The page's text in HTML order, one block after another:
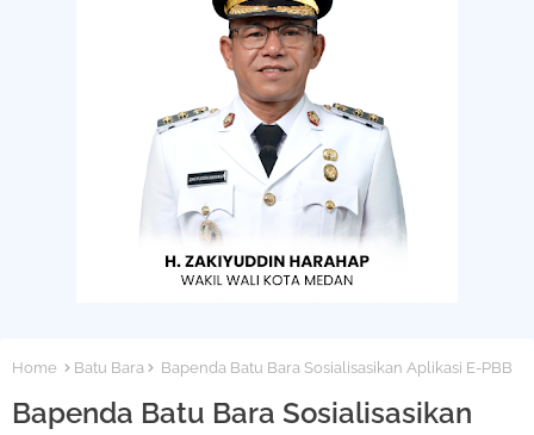
Home Batu Bara Bapenda Batu Bara Sosialisasikan Aplikasi E-PBB
Bapenda Batu Bara Sosialisasikan